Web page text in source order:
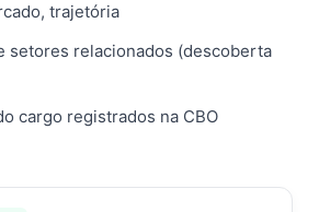
trajetória
setores relacionados (descoberta
cargo registrados na CBO